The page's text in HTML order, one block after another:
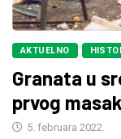
AKTUELNO
Granata u
prvog
5. februara 2022.